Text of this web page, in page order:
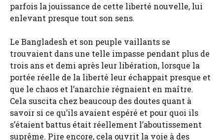
parfois la jouissance de cette liberté nouvelle, lui
enlevant presque tout son sens.
Le Bangladesh et son peuple vaillants se
trouvaient dans une telle impasse pendant plus de
trois ans et demi après leur libération, lorsque la
portée réelle de la liberté leur échappait presque et
que le chaos et l’anarchie régnaient en maître.
Cela suscita chez beaucoup des doutes quant à
savoir si ce qu’ils avaient espéré et pour quoi ils
s’étaient battus était réellement l’aboutissement
suprême. Pire encore, cela ouvrit la voie à des